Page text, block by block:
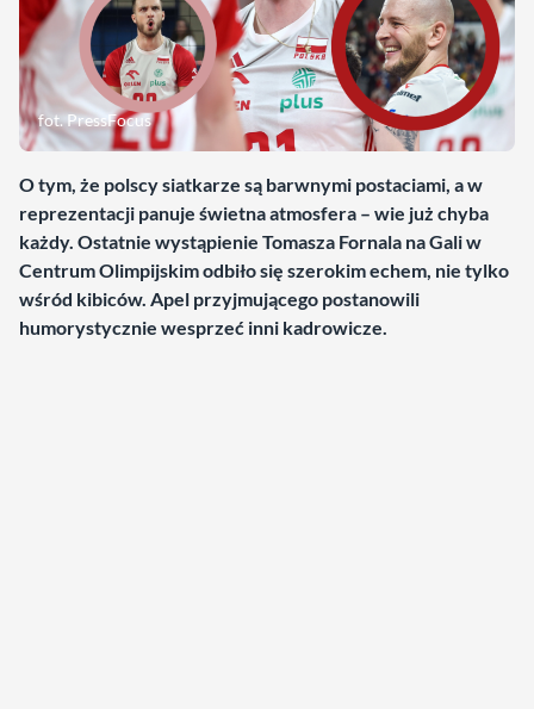
fot. PressFocus
O tym, że polscy siatkarze są barwnymi postaciami, a w
reprezentacji panuje świetna atmosfera – wie już chyba
każdy. Ostatnie wystąpienie Tomasza Fornala na Gali w
Centrum Olimpijskim odbiło się szerokim echem, nie tylko
wśród kibiców. Apel przyjmującego postanowili
humorystycznie wesprzeć inni kadrowicze.